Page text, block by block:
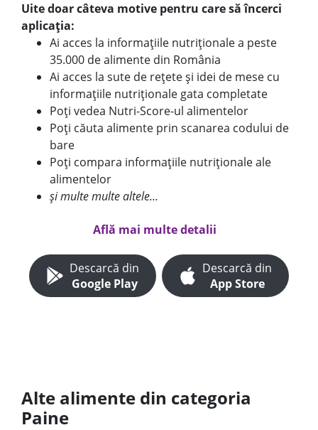
Uite doar câteva motive pentru care să încerci
aplicația:
Ai acces la informațiile nutriționale a peste
35.000 de alimente din România
Ai acces la sute de rețete și idei de mese cu
informațiile nutriționale gata completate
Poți vedea Nutri-Score-ul alimentelor
Poți căuta alimente prin scanarea codului de
bare
Poți compara informațiile nutriționale ale
alimentelor
și multe multe altele...
Află mai multe detalii
Descarcă din
Google Play
Descarcă din
App Store
Alte alimente din categoria
Paine